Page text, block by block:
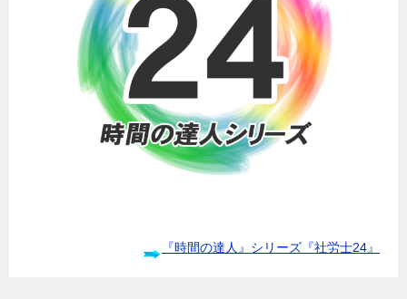
『時間の達人』シリーズ『社労士24』